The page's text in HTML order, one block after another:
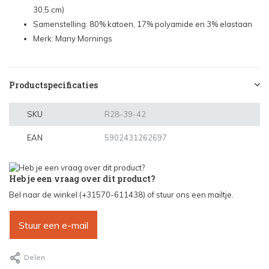
30,5 cm)
Samenstelling: 80% katoen, 17% polyamide en 3% elastaan
Merk: Many Mornings
Productspecificaties
SKU R28-39-42
EAN 5902431262697
Heb je een vraag over dit product?
Bel naar de winkel (+31570-611438) of stuur ons een mailtje.
Stuur een e-mail
Delen